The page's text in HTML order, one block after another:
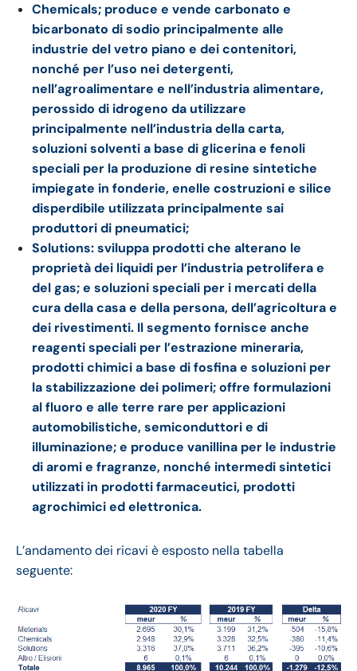
Chemicals; produce e vende carbonato e
bicarbonato di sodio principalmente alle
industrie del vetro piano e dei contenitori,
nonché per l’uso nei detergenti,
nell’agroalimentare e nell’industria alimentare,
perossido di idrogeno da utilizzare
principalmente nell’industria della carta,
soluzioni solventi a base di glicerina e fenoli
speciali per la produzione di resine sintetiche
impiegate in fonderie, enelle costruzioni e silice
disperdibile utilizzata principalmente sai
produttori di pneumatici;
Solutions: sviluppa prodotti che alterano le
proprietà dei liquidi per l’industria petrolifera e
del gas; e soluzioni speciali per i mercati della
cura della casa e della persona, dell’agricoltura e
dei rivestimenti. Il segmento fornisce anche
reagenti speciali per l’estrazione mineraria,
prodotti chimici a base di fosfina e soluzioni per
la stabilizzazione dei polimeri; offre formulazioni
al fluoro e alle terre rare per applicazioni
automobilistiche, semiconduttori e di
illuminazione; e produce vanillina per le industrie
di aromi e fragranze, nonché intermedi sintetici
utilizzati in prodotti farmaceutici, prodotti
agrochimici ed elettronica.
L’andamento dei ricavi è esposto nella tabella
seguente: